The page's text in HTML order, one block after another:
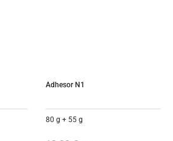
Adhesor N1
80 g + 55 g